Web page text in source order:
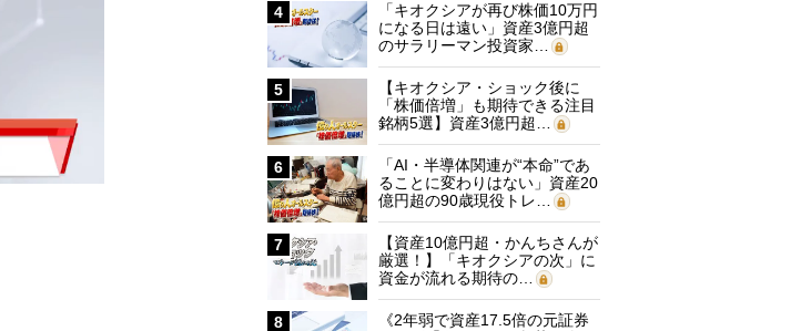
4
「キオクシアが再び株価10万円
になる日は遠い」資産3億円超
のサラリーマン投資家…
5
【キオクシア・ショック後に
「株価倍増」も期待できる注目
銘柄5選】資産3億円超…
6
「AI・半導体関連が“本命”であ
ることに変わりはない」資産20
億円超の90歳現役トレ…
7
【資産10億円超・かんちさんが
厳選！】「キオクシアの次」に
資金が流れる期待の…
8
《2年弱で資産17.5倍の元証券